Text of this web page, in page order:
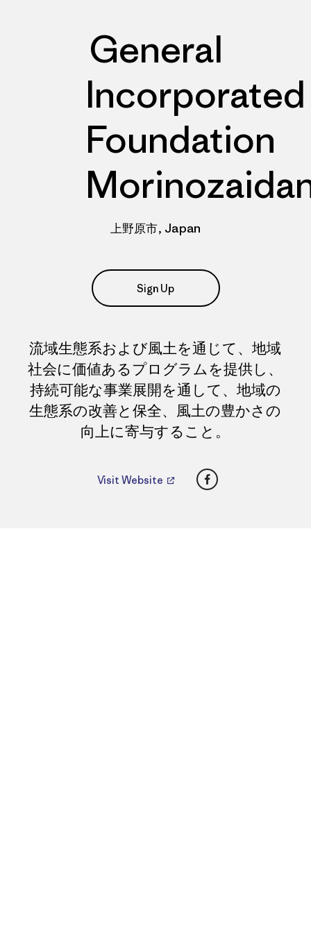
General
Incorporated
Foundation
上野原市, Japan
Sign Up
流域生態系および風土を通じて、地域
社会に価値あるプログラムを提供し、
持続可能な事業展開を通して、地域の
生態系の改善と保全、風土の豊かさの
向上に寄与すること。
Visit Website Facebook